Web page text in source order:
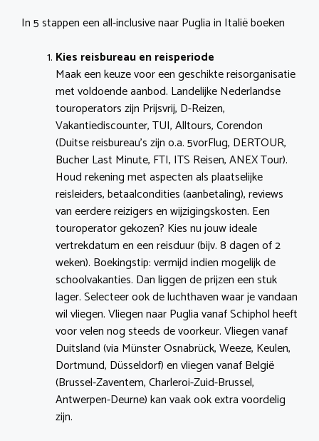
In 5 stappen een all-inclusive naar Puglia in Italië boeken
Kies reisbureau en reisperiode
Maak een keuze voor een geschikte reisorganisatie
met voldoende aanbod. Landelijke Nederlandse
touroperators zijn Prijsvrij, D-Reizen,
Vakantiediscounter, TUI, Alltours, Corendon
(Duitse reisbureau’s zijn o.a. 5vorFlug, DERTOUR,
Bucher Last Minute, FTI, ITS Reisen, ANEX Tour).
Houd rekening met aspecten als plaatselijke
reisleiders, betaalcondities (aanbetaling), reviews
van eerdere reizigers en wijzigingskosten. Een
touroperator gekozen? Kies nu jouw ideale
vertrekdatum en een reisduur (bijv. 8 dagen of 2
weken). Boekingstip: vermijd indien mogelijk de
schoolvakanties. Dan liggen de prijzen een stuk
lager. Selecteer ook de luchthaven waar je vandaan
wil vliegen. Vliegen naar Puglia vanaf Schiphol heeft
voor velen nog steeds de voorkeur. Vliegen vanaf
Duitsland (via Münster Osnabrück, Weeze, Keulen,
Dortmund, Düsseldorf) en vliegen vanaf België
(Brussel-Zaventem, Charleroi-Zuid-Brussel,
Antwerpen-Deurne) kan vaak ook extra voordelig
zijn.